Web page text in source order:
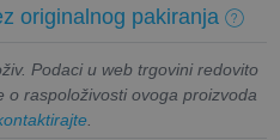
originalnog pakiranja
Podaci u web trgovini redovito
o raspoloživosti ovoga proizvoda